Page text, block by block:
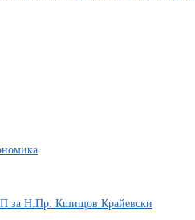
за Н.Пр. Кшищов Крайевски